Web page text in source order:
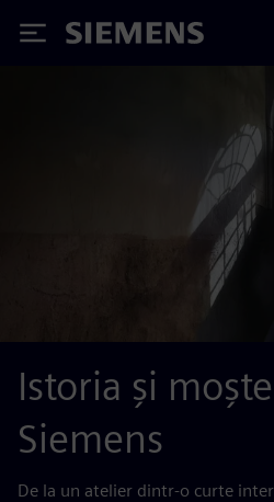
Siemens
Istoria și
Siemens
De la un atelier dintr-o curte